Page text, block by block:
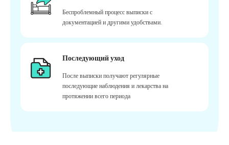
Беспроблемный процесс выписки с
документацией и другими удобствами.
Последующий уход
После выписки получают регулярные
последующие наблюдения и лекарства на
протяжении всего периода